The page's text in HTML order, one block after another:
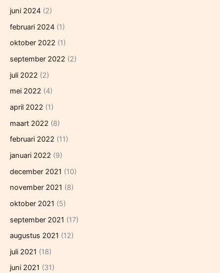
juni 2024 (2)
februari 2024 (1)
oktober 2022 (1)
september 2022 (2)
juli 2022 (2)
mei 2022 (4)
april 2022 (1)
maart 2022 (8)
februari 2022 (11)
januari 2022 (9)
december 2021 (10)
november 2021 (8)
oktober 2021 (5)
september 2021 (17)
augustus 2021 (12)
juli 2021 (18)
juni 2021 (31)